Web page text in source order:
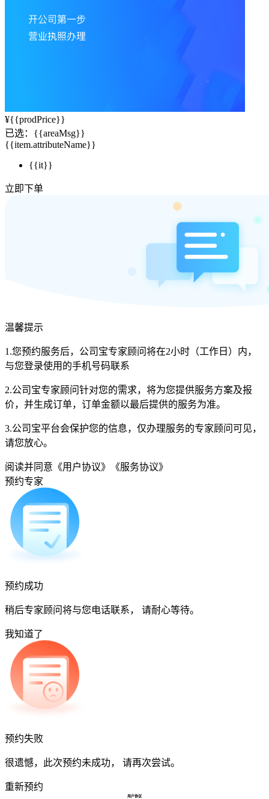
¥{{prodPrice}}
已选： {{areaMsg}}
{{item.attributeName}}
{{it}}
立即下单
温馨提示
1.您预约服务后，公司宝专家顾问将在2小时（工作日）内，
与您登录使用的手机号码联系
2.公司宝专家顾问针对您的需求，将为您提供服务方案及报
价，并生成订单，订单金额以最后提供的服务为准。
3.公司宝平台会保护您的信息，仅办理服务的专家顾问可见，
请您放心。
阅读并同意 《用户协议》
《服务协议》
预约专家
预约成功
稍后专家顾问将与您电话联系， 请耐心等待。
我知道了
预约失败
很遗憾，此次预约未成功， 请再次尝试。
重新预约
用户协议